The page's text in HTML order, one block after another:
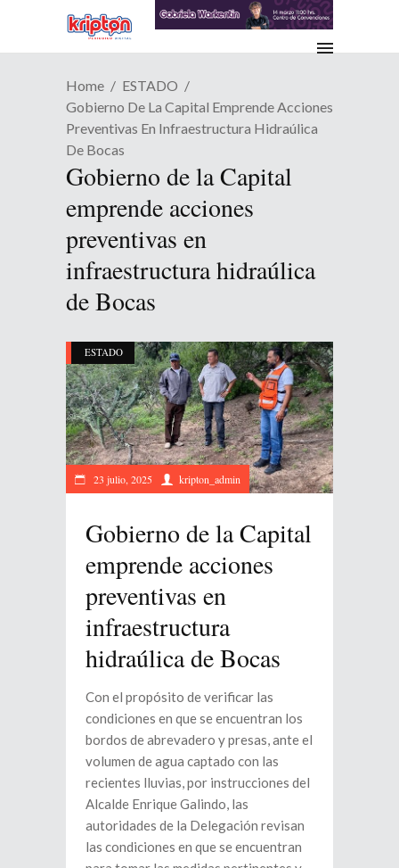
Home
ESTADO
Gobierno De La Capital Emprende Acciones
Preventivas En Infraestructura Hidraúlica
De Bocas
Gobierno de la Capital
emprende acciones
preventivas en
infraestructura hidraúlica
de Bocas
ESTADO
23 julio, 2025 kripton_admin
Gobierno de la Capital
emprende acciones
preventivas en
infraestructura
hidraúlica de Bocas
Con el propósito de verificar las
condiciones en que se encuentran los
bordos de abrevadero y presas, ante el
volumen de agua captado con las
recientes lluvias, por instrucciones del
Alcalde Enrique Galindo, las
autoridades de la Delegación revisan
las condiciones en que se encuentran